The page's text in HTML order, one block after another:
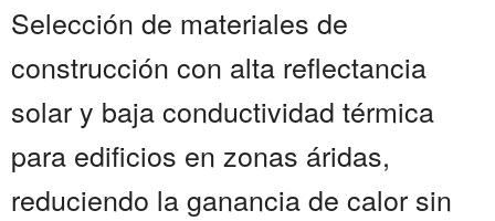
Selección de materiales de
construcción con alta reflectancia
solar y baja conductividad térmica
para edificios en zonas áridas,
reduciendo la ganancia de calor sin